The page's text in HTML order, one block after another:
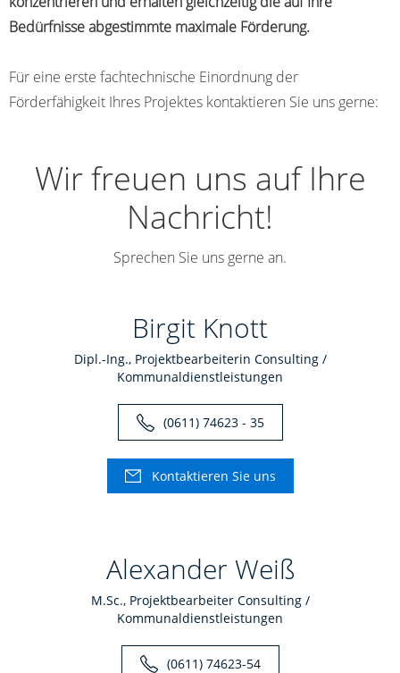
Bedürfnisse abgestimmte maximale Förderung.
Für eine erste fachtechnische Einordnung der
Förderfähigkeit Ihres Projektes kontaktieren Sie uns gerne:
Wir freuen uns auf Ihre
Nachricht!
Sprechen Sie uns gerne an.
Birgit Knott
Dipl.-Ing., Projektbearbeiterin Consulting /
Kommunaldienstleistungen
(0611) 74623 - 35
Kontaktieren Sie uns
Alexander Weiß
M.Sc., Projektbearbeiter Consulting /
Kommunaldienstleistungen
(0611) 74623-54